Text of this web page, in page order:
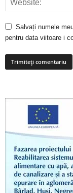
Salvați numele
pentru data viitoare i